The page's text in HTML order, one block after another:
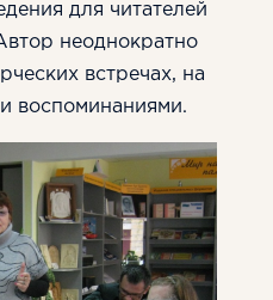
для читателей
неоднократно
встречах, на
воспоминаниями.